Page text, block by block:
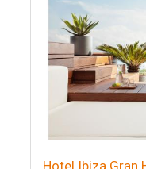
Hotel Ibiza Gran